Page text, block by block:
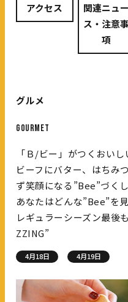
アクセス
関連ニュー
ス・注意事
項
グルメ
GOURMET
「Ｂ/ビー」がつくおい
ビーフにバター、はちみ
ず笑顔になる”Bee”づく
あなたはどんな”Bee”を
レギュラーシーズン最後
ZZING”
4月18日 4月19日